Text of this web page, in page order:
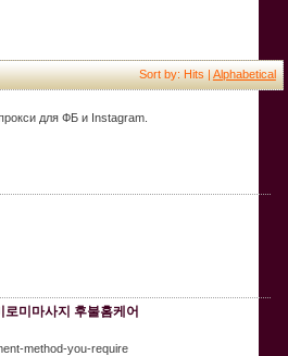
Sort by: Hits |Alphabetical
для ФБ и Instagram.
미마사지 후불홈케어
method-you-require